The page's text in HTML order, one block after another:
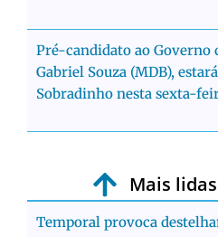
Pré-candidato ao Governo
Gabriel Souza (MDB),
Sobradinho nesta sexta-
Mais
Temporal provoca